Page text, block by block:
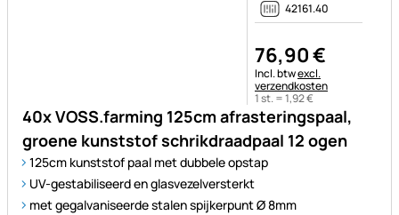
40x VOSS.farming 125cm afrasteringspaal,
groene kunststof schrikdraadpaal 12 ogen
125cm kunststof paal met dubbele opstap
UV-gestabiliseerd en glasvezelversterkt
met gegalvaniseerde stalen spijkerpunt Ø 8mm
42161.40
76,90€
Belastinginformatie:
Incl. btwexcl.
verzendkosten
1 st. =1,92€